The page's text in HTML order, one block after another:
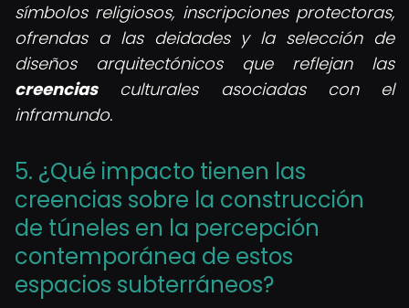
símbolos religiosos, inscripciones protectoras,
ofrendas a las deidades y la selección de
diseños arquitectónicos que reflejan las
creenciasculturales asociadas con el
inframundo.
5. ¿Qué impacto tienen las
creencias sobre la construcción
de túneles en la percepción
contemporánea de estos
espacios subterráneos?